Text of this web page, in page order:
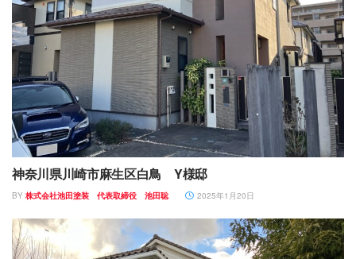
神奈川県川崎市麻生区白鳥 Y様邸
BY 株式会社池田塗装 代表取締役 池田聡 2025年1月20日